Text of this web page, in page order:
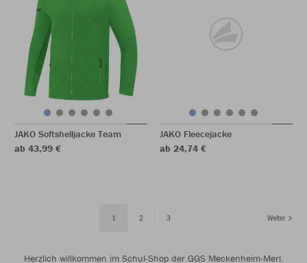
JAKO Softshelljacke Team
ab 43,99 €
JAKO Fleecejacke
ab 24,74 €
1 2 3 Weiter
Herzlich willkommen im Schul-Shop der GGS Meckenheim-Merl.